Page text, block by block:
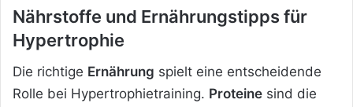
Nährstoffe und Ernährungstipps für
Hypertrophie
Die richtige Ernährung spielt eine entscheidende
Rolle bei Hypertrophietraining. Proteine sind die